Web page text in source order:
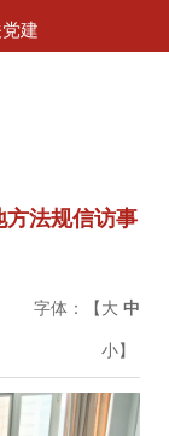
建
方法规信访事
字体：【大 中
小】